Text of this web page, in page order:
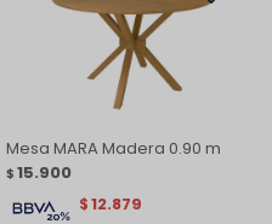
Mesa MARA Madera 0.90 m
$ 15.900
$12.879